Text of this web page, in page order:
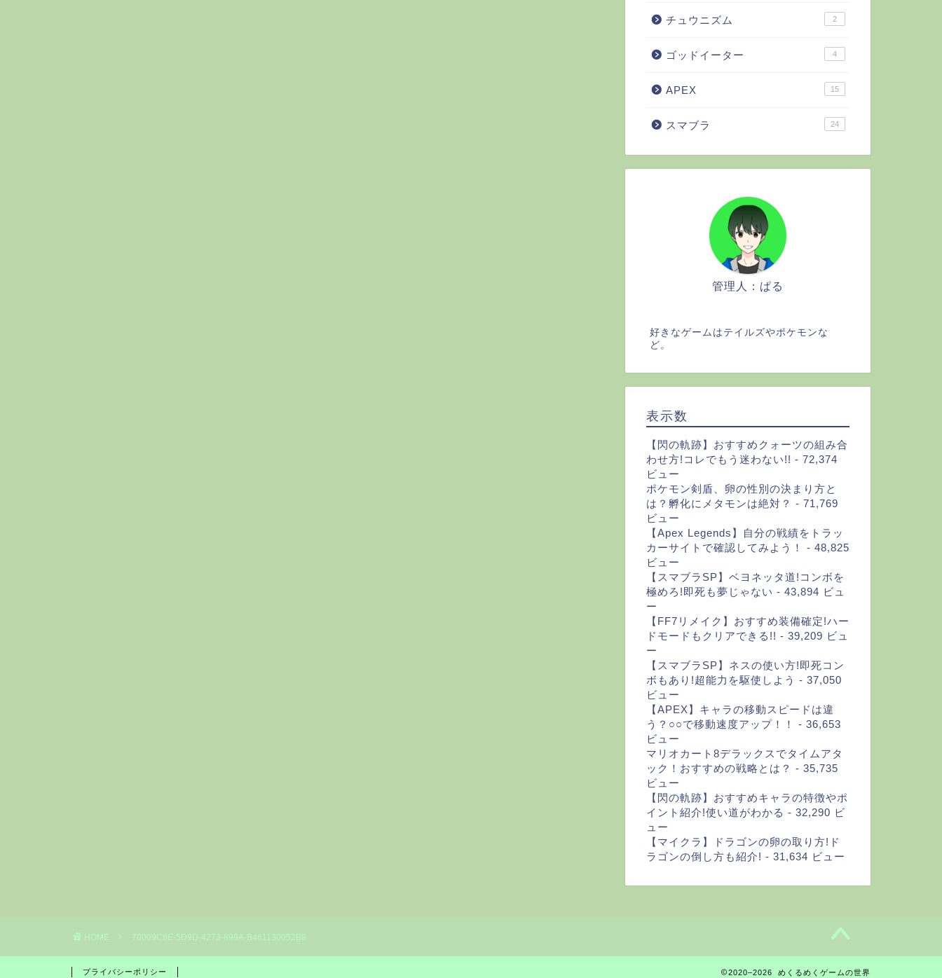
チュウニズム 2
ゴッドイーター 4
APEX 15
スマブラ 24
管理人：ぱる
好きなゲームはテイルズやポケモンな
ど。
表示数
【閃の軌跡】おすすめクォーツの組み合
わせ方!コレでもう迷わない!! - 72,374
ビュー
ポケモン剣盾、卵の性別の決まり方と
は？孵化にメタモンは絶対？ - 71,769
ビュー
【Apex Legends】自分の戦績をトラッ
カーサイトで確認してみよう！
- 48,825
ビュー
【スマブラSP】ベヨネッタ道!コンボを
極めろ!即死も夢じゃない - 43,894 ビュ
ー
【FF7リメイク】おすすめ装備確定!ハー
ドモードもクリアできる!! - 39,209 ビュ
ー
【スマブラSP】ネスの使い方!即死コン
ボもあり!超能力を駆使しよう - 37,050
ビュー
【APEX】キャラの移動スピードは違
う？○○で移動速度アップ！！
- 36,653
ビュー
マリオカート8デラックスでタイムアタ
ック！おすすめの戦略とは？ - 35,735
ビュー
【閃の軌跡】おすすめキャラの特徴やポ
イント紹介!使い道がわかる - 32,290 ビ
ュー
【マイクラ】ドラゴンの卵の取り方!ド
ラゴンの倒し方も紹介! - 31,634 ビュー
HOME 70009C8E-5D9D-4273-899A-B461130052B8
プライバシーポリシー 2020–2026 めくるめくゲームの世界